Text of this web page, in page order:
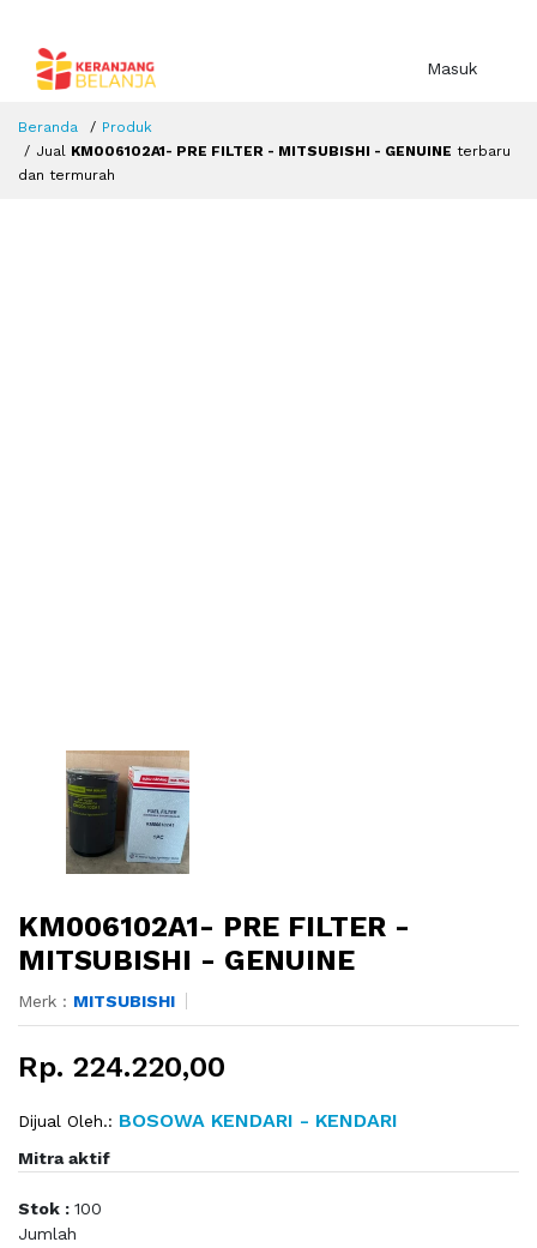
Masuk
Beranda
Produk
Jual KM006102A1- PRE FILTER - MITSUBISHI - GENUINE terbaru
dan termurah
KM006102A1- PRE FILTER -
MITSUBISHI - GENUINE
Merk : MITSUBISHI
Rp. 224.220,00
Dijual Oleh.: BOSOWA KENDARI - KENDARI
Mitra aktif
Stok : 100
Jumlah